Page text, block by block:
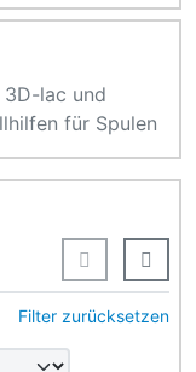
3D-lac und
für Spulen
umsortieren
nach ihren
Filter zurücksetzen